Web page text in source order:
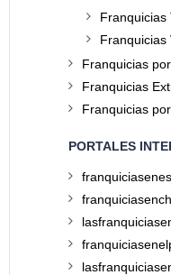
Franquicias
Franquicias
Franquicias
Franquicias
Franquicias
PORTALES